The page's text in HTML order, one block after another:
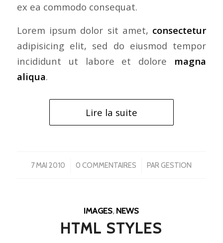
ex ea commodo consequat.
Lorem ipsum dolor sit amet, consectetur
adipisicing elit, sed do eiusmod tempor
incididunt ut labore et dolore magna
aliqua.
Lire la suite
7 MAI 2010
/ 0 COMMENTAIRES
/ PARGESTION
IMAGES, NEWS
HTML STYLES